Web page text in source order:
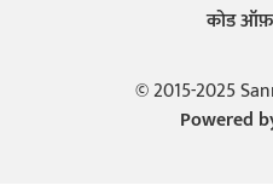
कोड
© 2015-2025
Powered